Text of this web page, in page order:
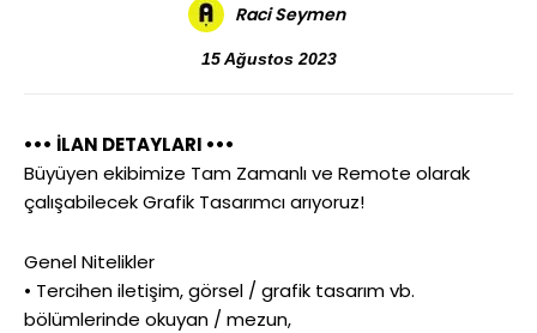
Raci Seymen
15 Ağustos 2023
••• İLAN DETAYLARI •••
Büyüyen ekibimize Tam Zamanlı ve Remote olarak
çalışabilecek Grafik Tasarımcı arıyoruz!
Genel Nitelikler
• Tercihen iletişim, görsel / grafik tasarım vb.
bölümlerinde okuyan / mezun,